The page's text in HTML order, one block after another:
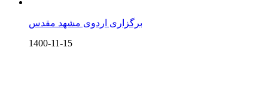
برگزاری اردوی مشهد مقدس
1400-11-15